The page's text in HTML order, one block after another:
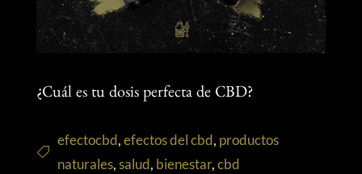
¿Cuál es tu dosis perfecta de CBD?
efectocbd,efectos del cbd, productos
naturales,salud, bienestar,cbd